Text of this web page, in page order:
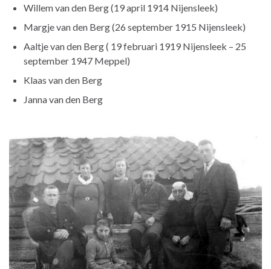
Willem van den Berg (19 april 1914 Nijensleek)
Margje van den Berg (26 september 1915 Nijensleek)
Aaltje van den Berg ( 19 februari 1919 Nijensleek – 25
september 1947 Meppel)
Klaas van den Berg
Janna van den Berg